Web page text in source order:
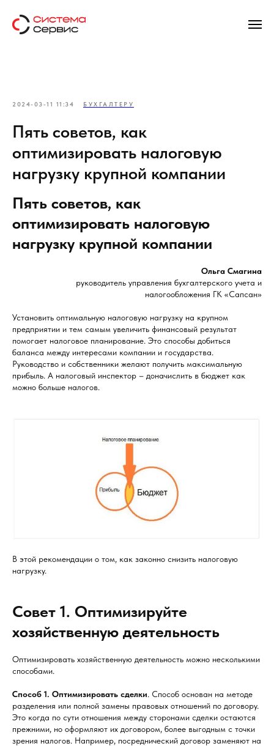
2024-03-11 11:34 БУХГАЛТЕРУ
Пять советов, как
оптимизировать налоговую
нагрузку крупной компании
Пять советов, как
оптимизировать налоговую
нагрузку крупной компании
Ольга Смагина
руководитель управления бухгалтерского учета и
налогообложения ГК «Сапсан»
Установить оптимальную налоговую нагрузку на крупном
предприятии и тем самым увеличить финансовый результат
помогает налоговое планирование. Это способы добиться
баланса между интересами компании и государства.
Руководство и собственники желают получить максимальную
прибыль. А налоговый инспектор – доначислить в бюджет как
можно больше налогов.
В этой рекомендации о том, как законно снизить налоговую
нагрузку.
Совет 1. Оптимизируйте
хозяйственную деятельность
Оптимизировать хозяйственную деятельность можно несколькими
способами.
Способ 1. Оптимизировать сделки. Способ основан на методе
разделения или полной замены правовых отношений по договору.
Это когда по сути отношения между сторонами сделки остаются
прежними, но оформляют их договором, более выгодным с точки
зрения налогов. Например, посреднический договор заменяют на